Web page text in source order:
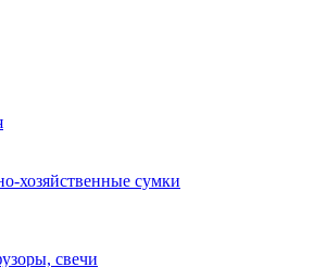
хозяйственные сумки
свечи